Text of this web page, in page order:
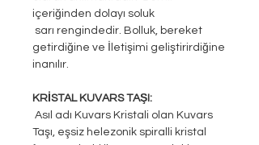
içeriğinden dolayı soluk
sarı rengindedir. Bolluk, bereket
getirdiğine ve İletişimi geliştirirdiğine
inanılır.
KRİSTAL KUVARS TAŞI:
Asıl adı Kuvars Kristali olan Kuvars
Taşı, eşsiz helezonik spiralli kristal